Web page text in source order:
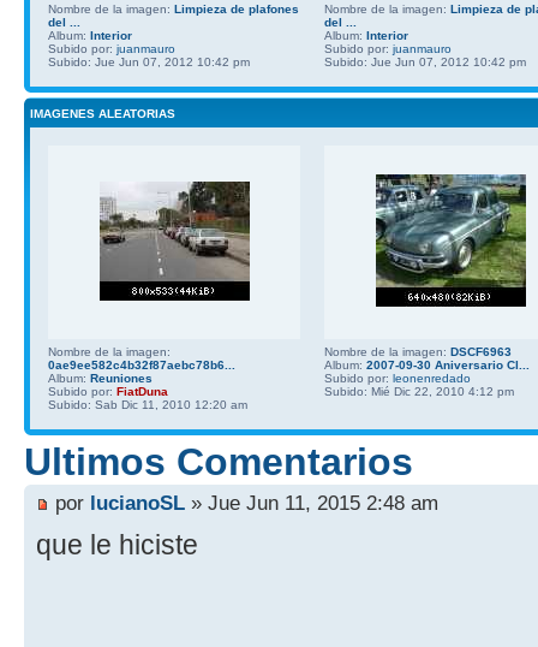
Nombre de la imagen: Limpieza de plafones
del ...
Album: Interior
Subido por: juanmauro
Subido: Jue Jun 07, 2012 10:42 pm
Nombre de la imagen: Limpieza de
del ...
Album: Interior
Subido por: juanmauro
Subido: Jue Jun 07, 2012 10:42 pm
IMAGENES ALEATORIAS
Nombre de la imagen:
0ae9ee582c4b32f87aebc78b6...
Album: Reuniones
Subido por: FiatDuna
Subido: Sab Dic 11, 2010 12:20 am
Nombre de la imagen: DSCF6963
Album: 2007-09-30 Aniversario Cl...
Subido por: leonenredado
Subido: Mié Dic 22, 2010 4:12 pm
Ultimos Comentarios
por lucianoSL » Jue Jun 11, 2015 2:48 am
que le hiciste